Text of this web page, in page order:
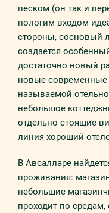
песком (он так и
пологим входом
стороны, сосновый
создается
достаточно новый
новые
называемой
небольшое
отдельно стоящие
линия хороший
В Авсалларе
проживания:
небольшие
проходит по